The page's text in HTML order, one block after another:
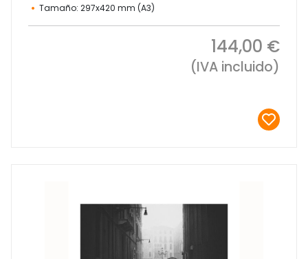
Tamaño: 297x420 mm (A3)
144,00 €
(IVA incluido)